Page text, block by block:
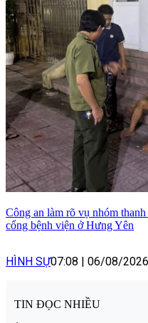
Công an làm rõ vụ nhóm
cổng bệnh viện ở Hưng Yên
HÌNH SỰ07:08 | 06/08/2026
TIN ĐỌC NHIỀU